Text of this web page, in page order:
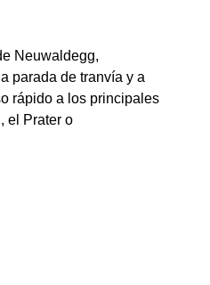
Neuwaldegg,
parada de tranvía y a
rápido a los principales
el Prater o